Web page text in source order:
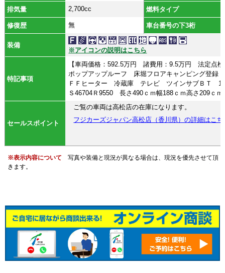
排気量 2,700cc 燃料タイプ
修復歴 無 車台番号の下3桁
装備
※アイコンの説明はこちら
特記事項
【車両価格：592.5万円 諸費用：9.5万円 法定点
ポップアップルーフ 床堀フロアキャンピング登
ＦＦヒーター 冷蔵庫 テレビ ツインサブＢＴ
Ｓ46704Ｒ9550 長さ490ｃｍ幅188ｃｍ高さ209
セールスポイント
ご覧の車両は高松店の在庫になります。
フジカーズジャパン高松店（香川県）の詳細はこち
※表示内容について
写真や装備と現況が異なる場合は、現況を優先させて頂
きます。